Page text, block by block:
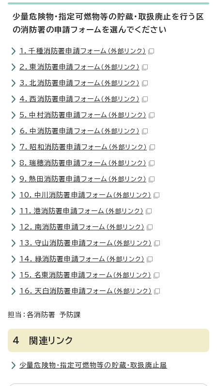
少量危険物・指定可燃物等の貯蔵・取扱廃止を行う区
の消防署の申請フォームを選んでください
1．千種消防署申請フォーム （外部リンク）
2．東消防署申請フォーム （外部リンク）
3．北消防署申請フォーム （外部リンク）
4．西消防署申請フォーム （外部リンク）
5．中村消防署申請フォーム （外部リンク）
6．中消防署申請フォーム （外部リンク）
7．昭和消防署申請フォーム （外部リンク）
8．瑞穂消防署申請フォーム （外部リンク）
9．熱田消防署申請フォーム （外部リンク）
10．中川消防署申請フォーム （外部リンク）
11．港消防署申請フォーム （外部リンク）
12．南消防署申請フォーム （外部リンク）
13．守山消防署申請フォーム （外部リンク）
14．緑消防署申請フォーム （外部リンク）
15．名東消防署申請フォーム （外部リンク）
16．天白消防署申請フォーム （外部リンク）
担当：各消防署 予防課
4 関連リンク
少量危険物・指定可燃物等の貯蔵・取扱廃止届